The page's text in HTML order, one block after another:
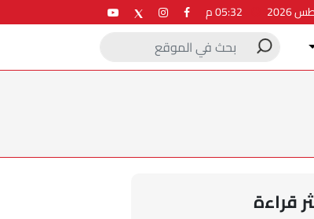
قراءة